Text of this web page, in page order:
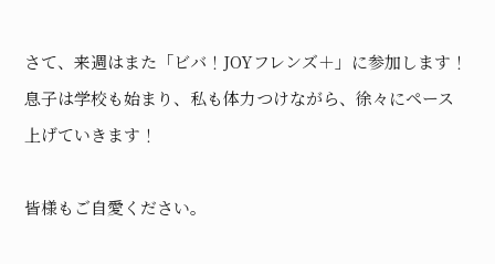
さて、来週はまた「ビバ！JOYフレンズ＋」に参加します！
息子は学校も始まり、私も体力つけながら、徐々にペース
上げていきます！
皆様もご自愛ください。